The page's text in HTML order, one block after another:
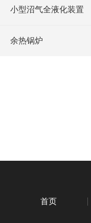
小型沼气全液化装置
余热锅炉
首页